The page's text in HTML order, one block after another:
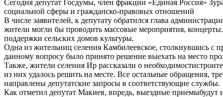
Сегодня депутат Госдумы, член фракции «Единая Россия»
социальной сферы и гражданско-правовых отношений
В числе заявителей, к депутату обратился глава
жители могли бы проводить массовые мероприятия,
поддержки сельских домов культуры.
Одна из жительниц селения Камбилеевское, столкнувшись с
данному вопросу было принято решение выехать на место
Также, жители селения Ир рассказали о
из них удалось решить на месте. Все остальные обращения,
направлены депутатские запросы в соответствующие службы.
Как отметил депутат Макиев, впредь, выездные приемыбудут